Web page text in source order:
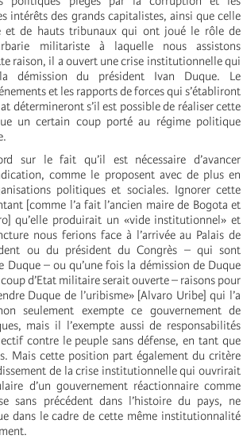
intérêts des grands capitalistes, ainsi que celle
et de hauts tribunaux qui ont joué le rôle de
militariste à laquelle nous assistons
raison, il a ouvert une crise institutionnelle qui
démission du président Ivan Duque. Le
et les rapports de forces qui s’établiront
détermineront s’il est possible de réaliser cette
un certain coup porté au régime politique
sur le fait qu’il est nécessaire d’avancer
comme le proposent avec de plus en
politiques et sociales. Ignorer cette
[comme l’a fait l’ancien maire de Bogota et
qu’elle produirait un «vide institutionnel» et
nous ferions face à l’arrivée au Palais de
ou du président du Congrès – qui sont
Duque – ou qu’une fois la démission de Duque
d’Etat militaire serait ouverte – raisons pour
Duque de l’uribisme» [Alvaro Uribe] qui l’a
seulement exempte ce gouvernement de
mais il l’exempte aussi de responsabilités
contre le peuple sans défense, en tant que
Mais cette position part également du critère
de la crise institutionnelle qui ouvrirait
d’un gouvernement réactionnaire comme
sans précédent dans l’histoire du pays, ne
dans le cadre de cette même institutionnalité